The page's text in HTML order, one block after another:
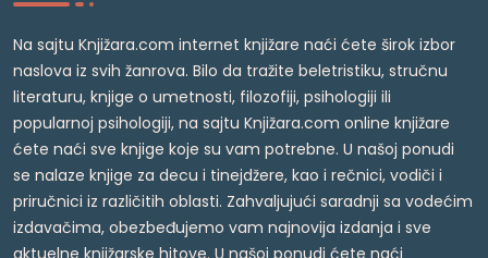
Na sajtu Knjižara.com internet knjižare naći ćete širok izbor
naslova iz svih žanrova. Bilo da tražite beletristiku, stručnu
literaturu, knjige o umetnosti, filozofiji, psihologiji ili
popularnoj psihologiji, na sajtu Knjižara.com online knjižare
ćete naći sve knjige koje su vam potrebne. U našoj ponudi
se nalaze knjige za decu i tinejdžere, kao i rečnici, vodiči i
priručnici iz različitih oblasti. Zahvaljujući saradnji sa vodećim
izdavačima, obezbeđujemo vam najnovija izdanja i sve
aktuelne knjižarske hitove. U našoj ponudi ćete naći